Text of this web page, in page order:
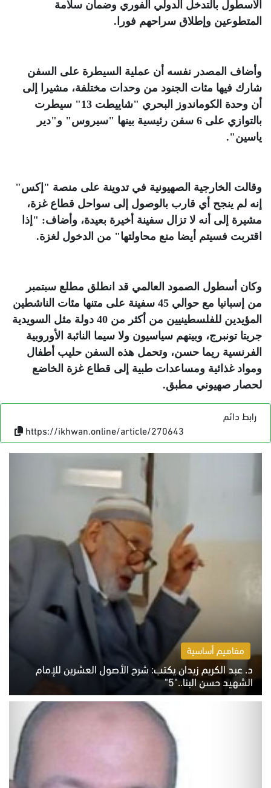
الأسطول بالتدخل الدولي الفوري وضمان سلامة
المتطوعين وإطلاق سراحهم فورا .
وأضاف المصدر نفسه أن عملية السيطرة على السفن
شارك فيها مئات الجنود من وحدات مختلفة، مشيرا إلى
أن وحدة الكوماندوز البحري "شاييطت 13" سيطرت
بالتوازي على 6 سفن رئيسية بينها "سيروس" و"دير
ياسين".
وقالت الخارجية الصهيونية في تدوينة على منصة "إكس"
إنه لم ينجح أي قارب بالوصول إلى سواحل قطاع غزة،
مشيرة إلى أنه لا تزال سفينة أخيرة بعيدة، وأضاف: "إذا
اقتربت فسيتم أيضا منع محاولتها" من الدخول لغزة.
وكان أسطول الصمود العالمي قد انطلق مطلع سبتمبر
من إسبانيا مع حوالي 45 سفينة على متنها مئات الناشطين
المؤيدين للفلسطينيين من أكثر من 40 دولة مثل السويدية
جريتا تونبرج، وبينهم سياسيون ولا سيما النائبة الأوروبية
الفرنسية ريما حسن، وتحمل هذه السفن حليب أطفال
ومواد غذائية ومساعدات طبية إلى قطاع غزة الخاضع
لحصار صهيوني مطبق.
رابط دائم
https://ikhwan.online/article/270643
مفاهيم أساسية
د. عبد الكريم زيدان يكتب: شرح الأصول العشرين للإمام
الشهيد حسن البنا.."5"
السبت 8 أغسطس 2026 10:46 ص